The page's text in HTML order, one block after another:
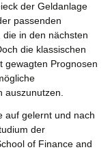
der Geldanlage
passenden
in den nächsten
die klassischen
gewagten Prognosen
auszunutzen.
auf gelernt und nach
der
of Finance and